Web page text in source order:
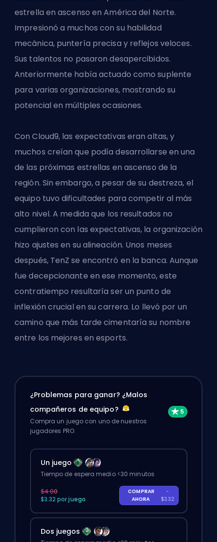
estrella en ascenso en América del Norte.
Impresionó a muchos con su habilidad
mecánica, puntería precisa y reflejos veloces.
Sus talentos no pasaron desapercibidos.
Anteriormente había actuado como suplente
para varias organizaciones, mostrando su
potencial en múltiples ocasiones.
Con Cloud9, las expectativas eran altas, y
muchos creían que podía desarrollarse en una
de las próximas estrellas en ascenso de la
región. Sin embargo, a pesar de su destreza, el
equipo tuvo dificultades para competir al más
alto nivel. A medida que los resultados no
cumplieron con las expectativas, la organización
hizo ajustes en su alineación. Unos meses
después, TenZ se encontró en la banca. Aunque
fue decepcionante en ese momento, este
contratiempo resultaría ser un punto de
inflexión crucial en su carrera. Lo llevó por un
camino que más tarde cimentaría su nombre
entre los mejores en esports.
¿Problemas para ganar? ¿Malos
compañeros de equipo?
Compra un juego con uno de nuestros
jugadores PRO.
Un juego
Tiempo de espera medio <30 minutos
$4.00
$3.32 por juego
COMPRAR
AHORA
-
$3.32
Dos juegos